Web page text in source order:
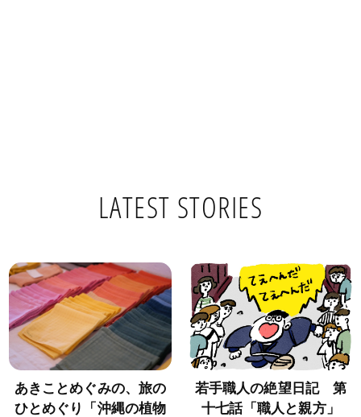
LATEST STORIES
あきことめぐみの、旅の
ひとめぐり「沖縄の植物
若手職人の絶望日記 第
十七話「職人と親方」